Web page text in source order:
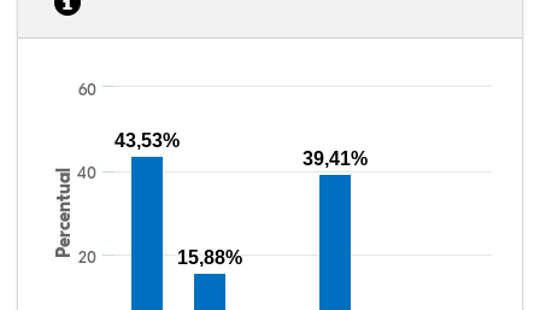
Percentual 20
40
60
43,53%
15,88%
39,41%